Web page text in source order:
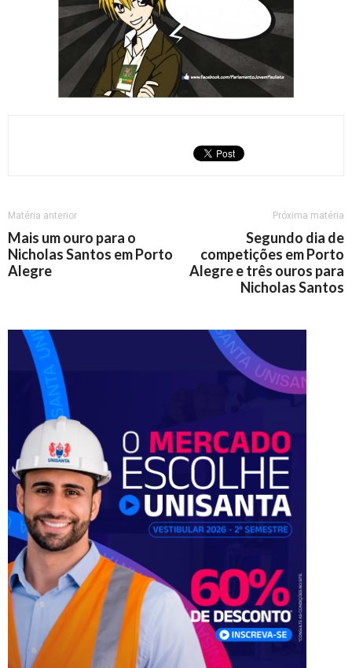
Matéria anterior
Mais um ouro para o
Nicholas Santos em Porto
Alegre
Próxima matéria
Segundo dia de
competições em Porto
Alegre e três ouros para
Nicholas Santos